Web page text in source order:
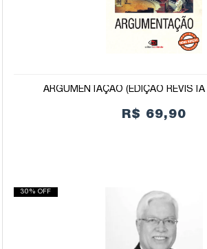
ARGUMENTAÇÃO (EDIÇÃO REVISTA
R$ 69,90
30% OFF